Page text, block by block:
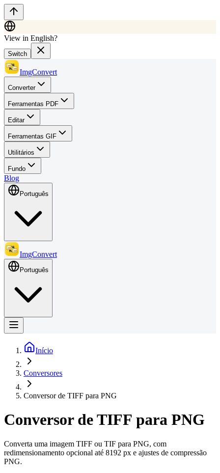
View in English?
Switch
ImgConvert
Converter
Ferramentas PDF
Editar
Ferramentas GIF
Utilitários
Fundo
Blog
Português
ImgConvert
Português
Início
Conversores
Conversor de TIFF para PNG
Conversor de TIFF para PNG
Converta uma imagem TIFF ou TIF para PNG, com
redimensionamento opcional até 8192 px e ajustes de compressão
PNG.